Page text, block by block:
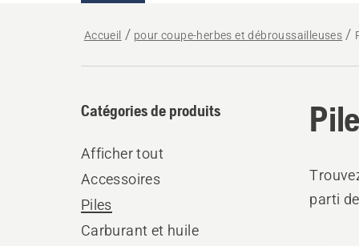
Accueil pour coupe-herbes et débroussailleuses
Catégories de produits
Afficher tout
Accessoires
Piles
Carburant et huile
parti